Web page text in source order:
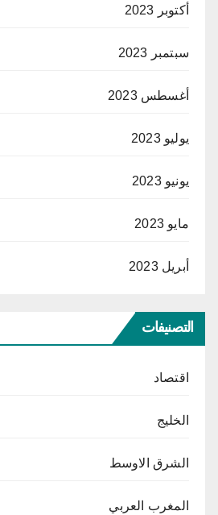
أكتوبر 2023
سبتمبر 2023
أغسطس 2023
يوليو 2023
يونيو 2023
مايو 2023
أبريل 2023
التصنيفات
اقتصاد
الخليج
الشرق الاوسط
المغرب العربي